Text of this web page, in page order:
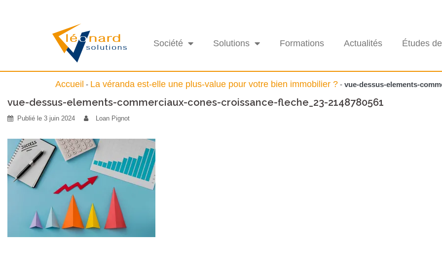
Société Solutions Formations Actualités Études
Accueil - La véranda est-elle une plus-value pour votre bien immobilier ? - vue-dessus-elements-
vue-dessus-elements-commerciaux-cones-croissance-fleche_23-2148780561
Publié le 3 juin 2024 Loan Pignot